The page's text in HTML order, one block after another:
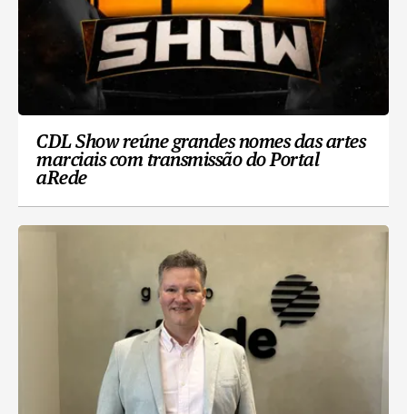
CDL Show reúne grandes nomes das artes
marciais com transmissão do Portal
aRede